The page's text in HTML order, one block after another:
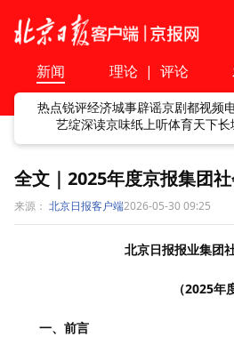
新闻 理论 | 评论
热点锐评经济城事辟谣京剧都视频
艺绽深读京味纸上听体育天下长
全文｜2025年度京报集团
来源： 北京日报客户端2026-05-30 09:25
北京日报报业集团
（2025年
一、前言